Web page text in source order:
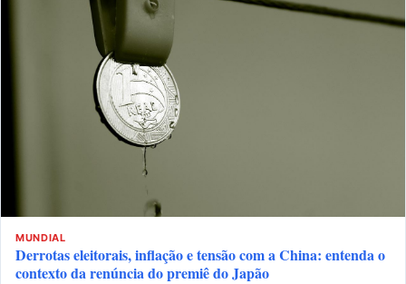
MUNDIAL
Derrotas eleitorais, inflação e tensão com a China: entenda o
contexto da renúncia do premiê do Japão